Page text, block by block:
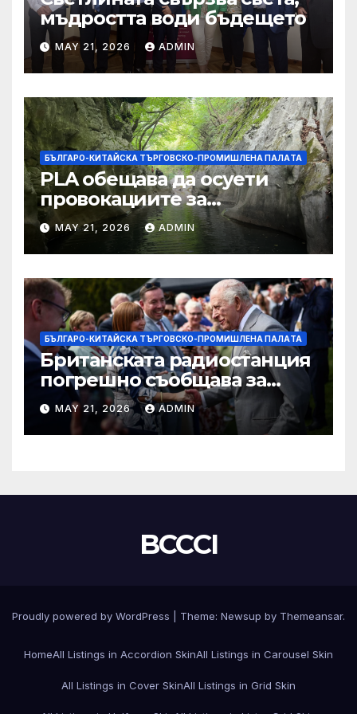
мъдростта води бъдещето
MAY 21, 2026 ADMIN
БЪЛГАРО-КИТАЙСКА ТЪРГОВСКО-ПРОМИШЛЕНА ПАЛAТА
PLA обещава да осуети
провокациите за
„независимост на Тайван“.
MAY 21, 2026 ADMIN
БЪЛГАРО-КИТАЙСКА ТЪРГОВСКО-ПРОМИШЛЕНА ПАЛAТА
Британската радиостанция
погрешно съобщава за
смъртта на крал Чарлз
MAY 21, 2026 ADMIN
BCCCI
Proudly powered by WordPress Theme: Newsup by Themeansar.
HomeAll Listings in Accordion SkinAll Listings in Carousel Skin
All Listings in Cover SkinAll Listings in Grid Skin